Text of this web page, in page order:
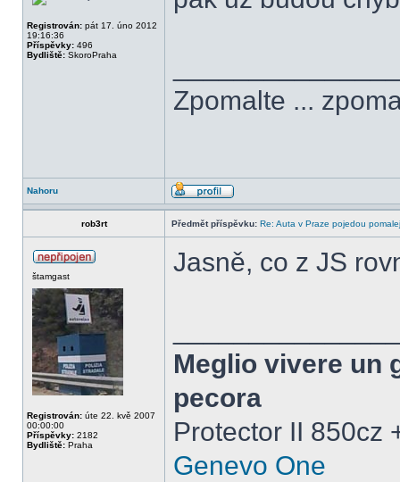
Registrován: pát 17. úno 2012
19:16:36
Příspěvky: 496
Bydliště: SkoroPraha
Zpomalte ...
Nahoru
rob3rt Předmět příspěvku: Re: Auta v Praze pojedou
štamgast
Registrován: úte 22. kvě 2007
00:00:00
Příspěvky: 2182
Bydliště: Praha
Jasně, co z JS
Meglio vivere un
pecora
Protector II 850cz
Genevo One